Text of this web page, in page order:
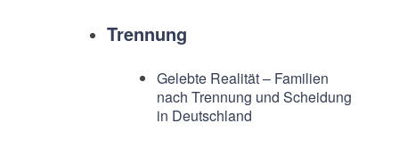
Trennung
Gelebte Realität – Familien
nach Trennung und Scheidung
in Deutschland